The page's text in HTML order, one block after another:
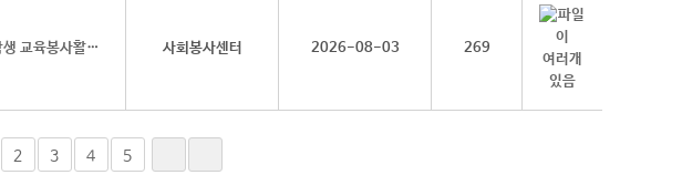
[모집] 2026학년도 2학기 특수학급 학생지원 대학생 교육봉사활동 모집(대전) 사회봉사센터 2026-08-03 269
2 3 4 5